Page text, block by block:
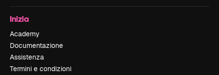
Inizia
Academy
Documentazione
Assistenza
Termini e condizioni